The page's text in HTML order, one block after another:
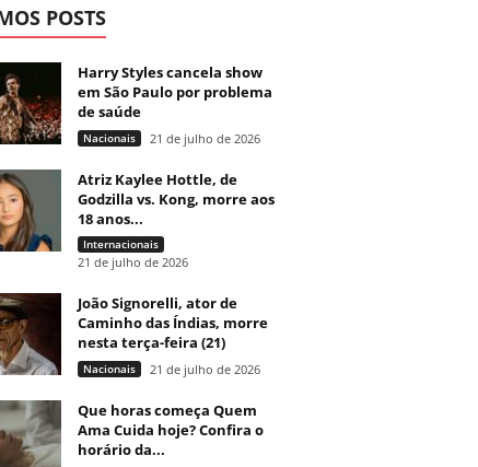
POSTS
Harry Styles cancela show
em São Paulo por problema
de saúde
Nacionais 21 de julho de 2026
Atriz Kaylee Hottle, de
Godzilla vs. Kong, morre aos
18 anos...
Internacionais
21 de julho de 2026
João Signorelli, ator de
Caminho das Índias, morre
nesta terça-feira (21)
Nacionais 21 de julho de 2026
Que horas começa Quem
Ama Cuida hoje? Confira o
horário da...